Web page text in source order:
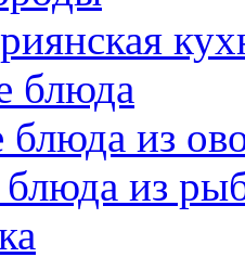
блюда
блюда из
из